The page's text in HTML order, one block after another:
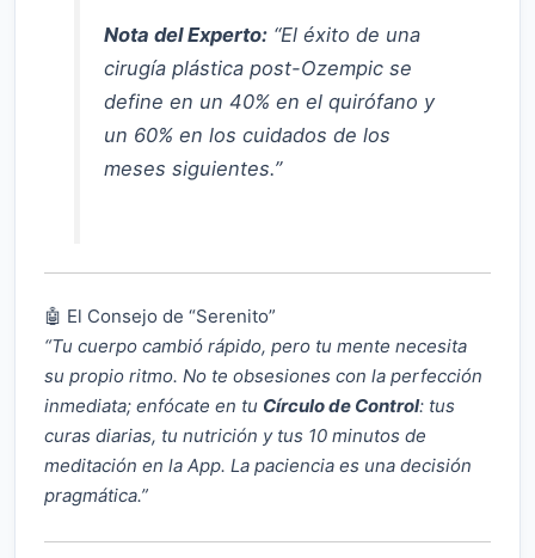
Nota del Experto:“El éxito de una
cirugía plástica post-Ozempic se
define en un 40% en el quirófano y
un 60% en los cuidados de los
meses siguientes.”
🤖 El Consejo de “Serenito”
“Tu cuerpo cambió rápido, pero tu mente necesita
su propio ritmo. No te obsesiones con la perfección
inmediata; enfócate en tu Círculo de Control: tus
curas diarias, tu nutrición y tus 10 minutos de
meditación en la App. La paciencia es una decisión
pragmática.”